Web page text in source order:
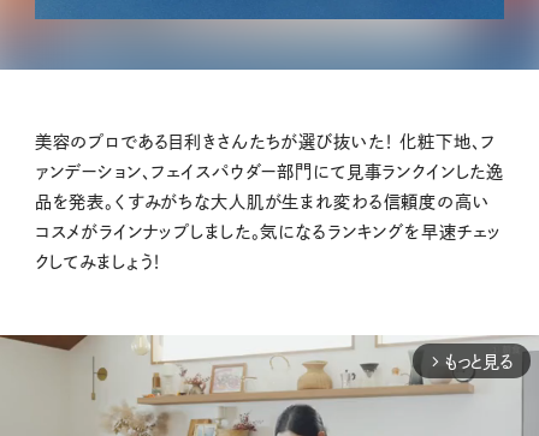
美容のプロである目利きさんたちが選び抜いた！ 化粧下地、フ
ァンデーション、フェイスパウダー部門にて見事ランクインした逸
品を発表。くすみがちな大人肌が生まれ変わる信頼度の高い
コスメがラインナップしました。気になるランキングを早速チェッ
クしてみましょう！
arrow_forward_ios もっと見る